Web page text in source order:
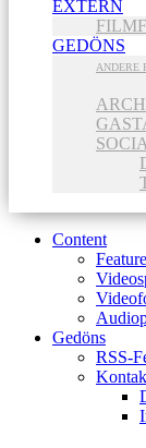
EXTERN
GEDÖNS
ANDERE
Content
Gedöns
RSS-